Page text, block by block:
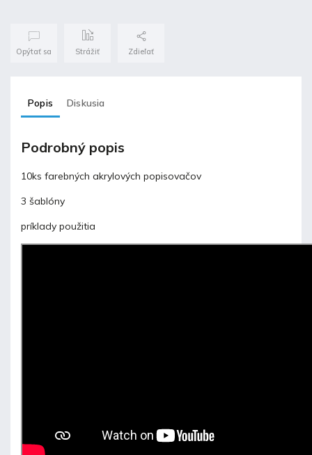
Opýtať sa Strážiť Zdieľať
Popis Diskusia
Podrobný popis
10ks farebných akrylových popisovačov
3 šablóny
príklady použitia